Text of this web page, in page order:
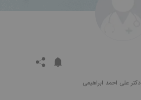
دکتر علی احمد ابراهیمی